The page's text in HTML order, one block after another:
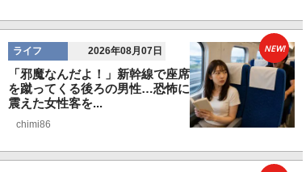
ライフ 2026年08月07日
「邪魔なんだよ！」新幹線で座席
を蹴ってくる後ろの男性…恐怖に
震えた女性客を...
chimi86
NEW!